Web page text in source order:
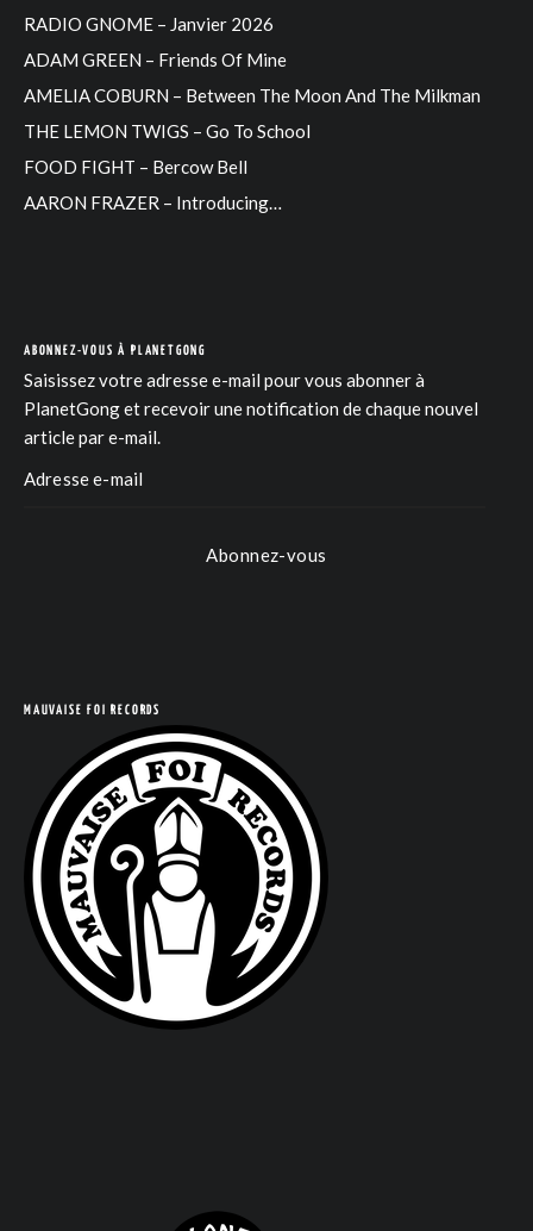
RADIO GNOME – Janvier 2026
ADAM GREEN – Friends Of Mine
AMELIA COBURN – Between The Moon And The Milkman
THE LEMON TWIGS – Go To School
FOOD FIGHT – Bercow Bell
AARON FRAZER – Introducing…
ABONNEZ-VOUS À PLANETGONG
Saisissez votre adresse e-mail pour vous abonner à
PlanetGong et recevoir une notification de chaque nouvel
article par e-mail.
Abonnez-vous
MAUVAISE FOI RECORDS